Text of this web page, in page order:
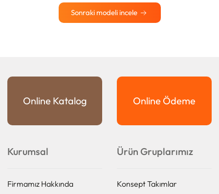
Sonraki modeli incele
Online Katalog Online Ödeme
Kurumsal
Firmamız Hakkında
Ürün Gruplarımız
Konsept Takımlar